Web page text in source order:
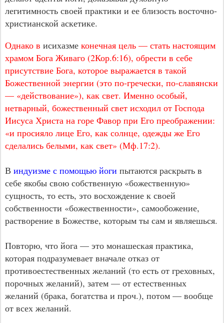
легитимность своей практики и ее близость восточно-
христианской аскетике.
Однако в исихазме конечная цель — стать настоящим
храмом Бога Живаго (2Кор.6:16), обрести в себе
присутствие Бога, которое выражается в такой
Божественной энергии (это по-гречески, по-славянски
— «действование»), как свет. Именно особый,
нетварный, божественный свет исходил от Господа
Иисуса Христа на горе Фавор при Его преображении:
«и просияло лице Его, как солнце, одежды же Его
сделались белыми, как свет» (Мф.17:2).
В индуизме с помощью йоги пытаются раскрыть в
себе якобы свою собственную «божественную»
сущность, то есть, это восхождение к своей
собственности «божественности», самообожение,
растворение в Божестве, которым ты сам и являешься.
Повторю, что йога — это монашеская практика,
которая подразумевает вначале отказ от
противоестественных желаний (то есть от греховных,
порочных желаний), затем — от естественных
желаний (брака, богатства и проч.), потом — вообще
от всех желаний.